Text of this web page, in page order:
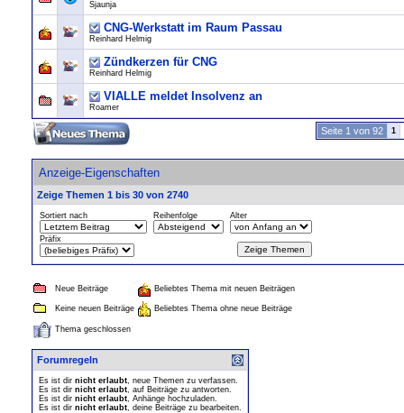
Sjaunja
CNG-Werkstatt im Raum Passau
Reinhard Helmig
Zündkerzen für CNG
Reinhard Helmig
VIALLE meldet Insolvenz an
Roamer
Seite 1 von 92 1
Anzeige-Eigenschaften
Zeige Themen 1 bis 30 von 2740
Sortiert nach Reihenfolge Alter
Präfix
Neue Beiträge Beliebtes Thema mit neuen Beiträgen
Keine neuen Beiträge Beliebtes Thema ohne neue Beiträge
Thema geschlossen
Forumregeln
Es ist dir nicht erlaubt, neue Themen zu verfassen.
Es ist dir nicht erlaubt, auf Beiträge zu antworten.
Es ist dir nicht erlaubt, Anhänge hochzuladen.
Es ist dir nicht erlaubt, deine Beiträge zu bearbeiten.